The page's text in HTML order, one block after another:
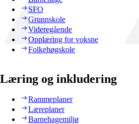
SFO
Grunnskole
Videregående
Opplæring for voksne
Folkehøgskole
Læring og inkludering
Rammeplaner
Læreplaner
Barnehagemiljø